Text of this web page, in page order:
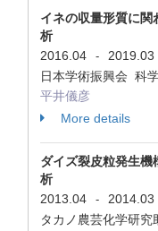
イネの収量形質に関
析
2016.04
-
2019.03
日本学術振興会 科
平井儀彦
More details
ダイズ裂皮粒発生機
析
2013.04
-
2014.03
タカノ農芸化学研究